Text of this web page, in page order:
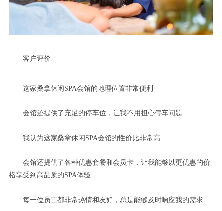
客户评价
这家桑拿休闲SPA会馆的地理位置非常便利
会馆还提供了充足的停车位，让我不用担心停车问题
我认为这家桑拿休闲SPA会馆的性价比非常高
会馆还提供了各种优惠套餐和会员卡，让我能够以更优惠的价
格享受到高品质的SPA体验
每一位员工都非常热情和友好，总是能够及时响应我的需求